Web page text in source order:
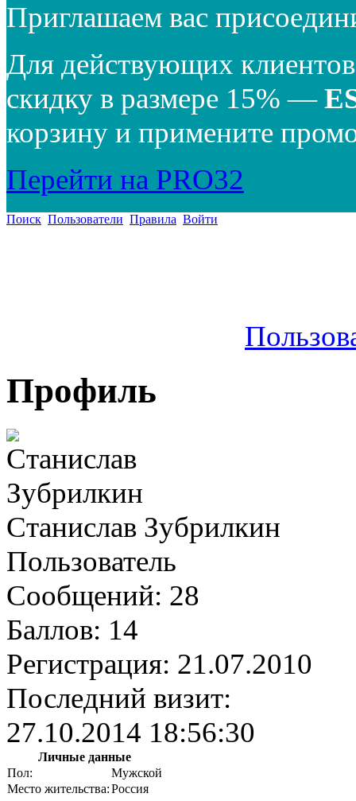
Приглашаем вас
Для действующих
скидку в размере 15% —
корзину и примените
Перейти на PRO32
Поиск Пользователи Правила Войти
Профиль
Станислав Зубрилкин
Пользователь
Сообщений: 28
Баллов: 14
Регистрация: 21.07.2010
Последний визит:
27.10.2014 18:56:30
Личные данные
Пол:
Мужской
Место жительства:Россия